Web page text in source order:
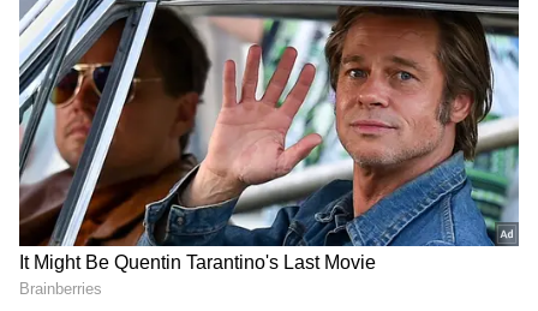
ఉప్పు ఎక్కువగా తీసుకోవడం వల్ల అధిక రక్తపోటు, గుండె
జబ్బులు, పక్షవాతం, మూత్రపిండాల సమస్యలు, వాపు,
తలనొప్పి , డీహైడ్రేషన్ వంటి సమస్యలు వస్తాయి.
కొంతమంది ఉప్పు ఎక్కువగా తినడం వల్ల కలిగే నష్టాలను
తెలుసుకున్న తర్వాత ఎక్కువగా తినడం మానేస్తారు.
అయితే ఇలా చేయడం మరణంతో సమానం అంటున్నారు
నిపుణులు.